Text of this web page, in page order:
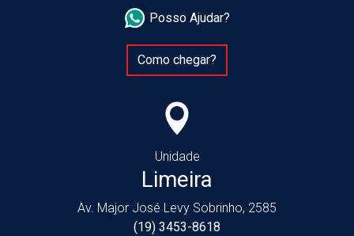
Posso Ajudar?
Como chegar?
Unidade
Limeira
Av. Major José Levy Sobrinho, 2585
(19) 3453-8618